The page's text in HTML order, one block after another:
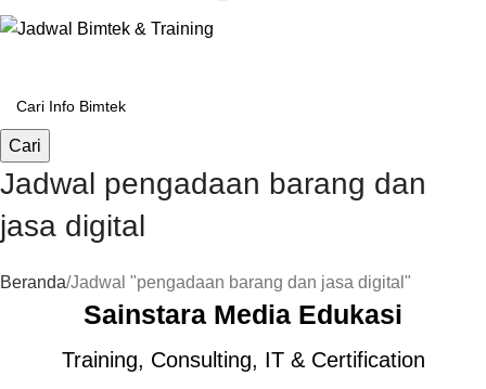
Cari
Jadwal pengadaan barang dan
jasa digital
Beranda Jadwal "pengadaan barang dan jasa digital"
Sainstara Media Edukasi
Training, Consulting, IT & Certification